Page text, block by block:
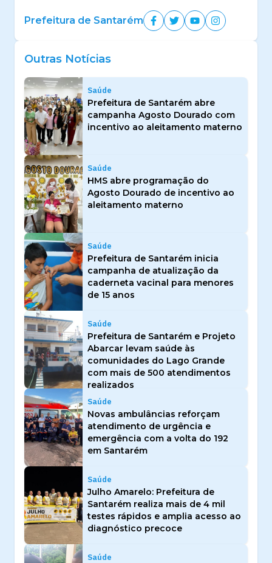
Prefeitura de Santarém
Outras Notícias
Saúde
Prefeitura de Santarém abre
campanha Agosto Dourado com
incentivo ao aleitamento materno
Saúde
HMS abre programação do
Agosto Dourado de incentivo ao
aleitamento materno
Saúde
Prefeitura de Santarém inicia
campanha de atualização da
caderneta vacinal para menores
de 15 anos
Saúde
Prefeitura de Santarém e Projeto
Abarcar levam saúde às
comunidades do Lago Grande
com mais de 500 atendimentos
realizados
Saúde
Novas ambulâncias reforçam
atendimento de urgência e
emergência com a volta do 192
em Santarém
Saúde
Julho Amarelo: Prefeitura de
Santarém realiza mais de 4 mil
testes rápidos e amplia acesso ao
diagnóstico precoce
Saúde